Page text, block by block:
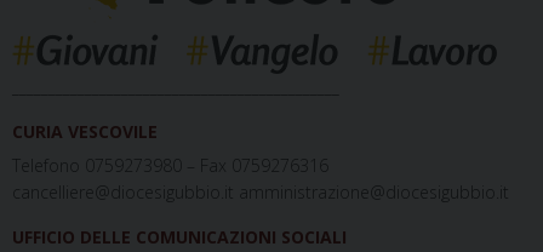
CURIA VESCOVILE
Telefono 0759273980 – Fax 0759276316
cancelliere@diocesigubbio.it amministrazione@diocesigubbio.it
UFFICIO DELLE COMUNICAZIONI SOCIALI